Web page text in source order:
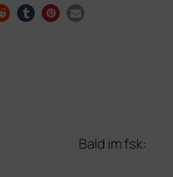
Bald im fsk: